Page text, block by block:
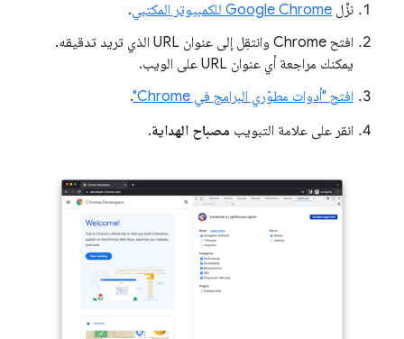
نزِّل Google Chrome للكمبيوتر المكتبي
.
افتح Chrome وانتقِل إلى عنوان URL الذي تريد تدقيقه.
يمكنك مراجعة أي عنوان URL على الويب.
افتح "أدوات مطوّري البرامج في Chrome"
.
انقر على علامة التبويب مصباح الهداية.